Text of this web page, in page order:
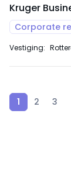
Kruger
Corporate
Vestiging:
1 2 3